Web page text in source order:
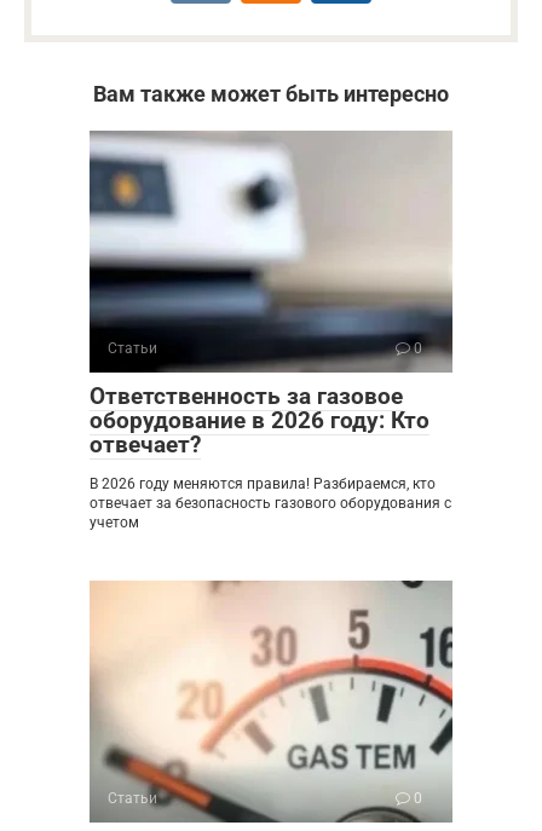
Вам также может быть интересно
Статьи 0
Ответственность за газовое
оборудование в 2026 году: Кто
отвечает?
В 2026 году меняются правила! Разбираемся, кто
отвечает за безопасность газового оборудования с
учетом
Статьи 0